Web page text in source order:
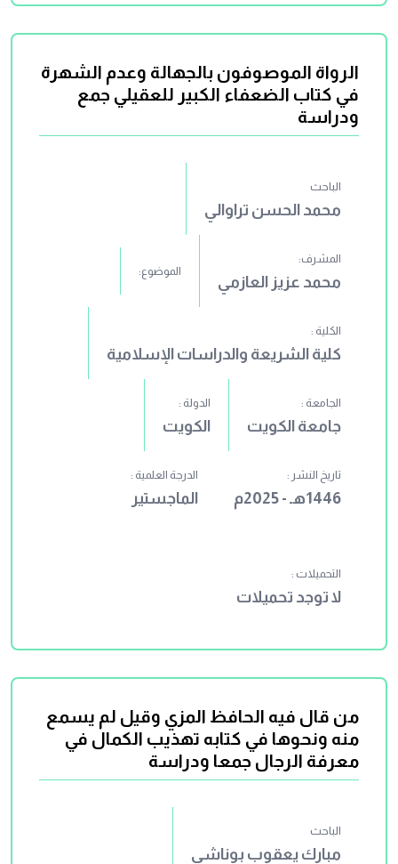
الرواة الموصوفون بالجهالة وعدم الشهرة
في كتاب الضعفاء الكبير للعقيلي جمع
ودراسة
الباحث
محمد الحسن تراوالي
المشرف:
محمد عزيز العازمي
الموضوع:
الكلية :
كلية الشريعة والدراسات الإسلامية
الجامعة :
جامعة الكويت
الدولة :
الكويت
تاريخ النشر :
1446هـ - 2025م
الدرجة العلمية :
الماجستير
التحميلات :
لا توجد تحميلات
من قال فيه الحافظ المزي وقيل لم يسمع
منه ونحوها في كتابه تهذيب الكمال في
معرفة الرجال جمعا ودراسة
الباحث
مبارك يعقوب بوناشي